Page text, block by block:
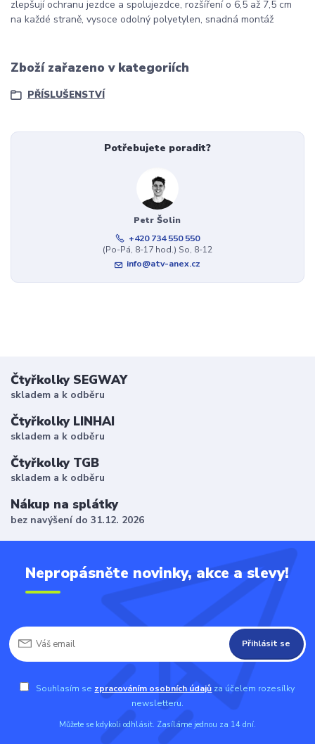
zlepšují ochranu jezdce a spolujezdce, rozšíření o 6,5 až 7,5 cm
na každé straně, vysoce odolný polyetylen, snadná montáž
Zboží zařazeno v kategoriích
PŘÍSLUŠENSTVÍ
Potřebujete poradit?
Petr Šolin
+420 734 550 550
(Po-Pá, 8-17 hod.) So, 8-12
info@atv-anex.cz
Čtyřkolky SEGWAY
skladem a k odběru
Čtyřkolky LINHAI
skladem a k odběru
Čtyřkolky TGB
skladem a k odběru
Nákup na splátky
bez navýšení do 31.12. 2026
Nepropásněte novinky, akce a slevy!
Přihlásit se
Souhlasím se zpracováním osobních údajů za účelem rozesílky
newsletteru.
Můžete se kdykoli odhlásit. Zasíláme jednou za 14 dní.